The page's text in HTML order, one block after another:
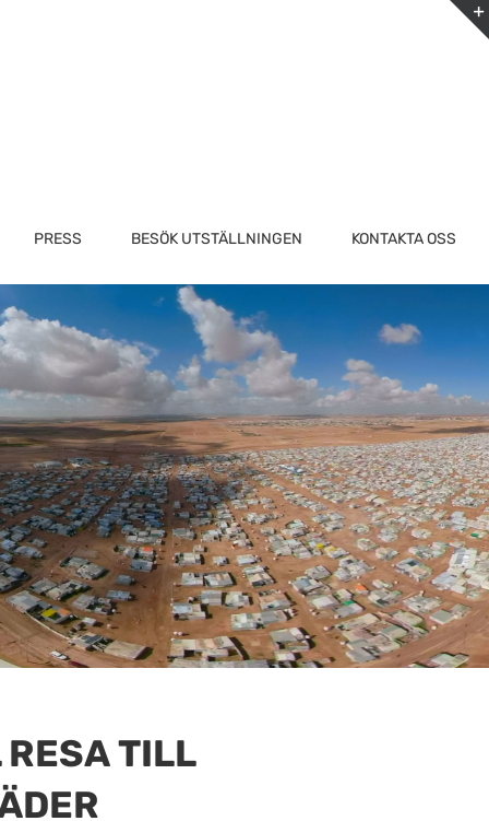
PRESS BESÖK UTSTÄLLNINGEN KONTAKTA OSS
RESATILL